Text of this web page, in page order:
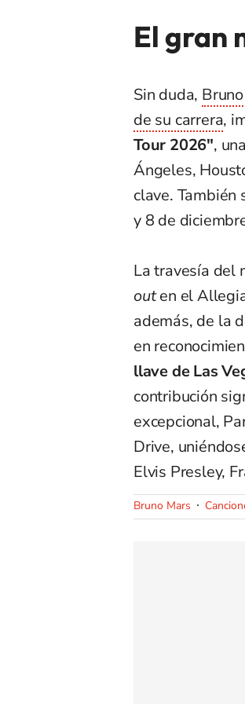
El gran
Sin duda,
de su carrera,
Tour 2026",
Ángeles,
clave. También
y 8 de
La travesía del
outen el
además, de la
en
llave de Las
contribución
excepcional,
Drive,
Elvis Presley,
Bruno Mars